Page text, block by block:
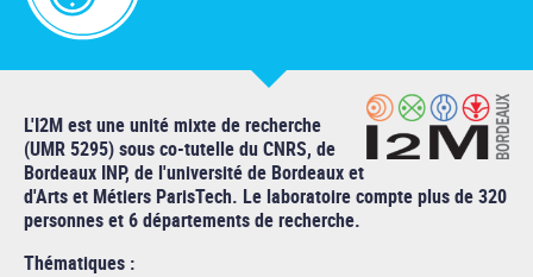
L'I2M est une unité mixte de recherche
(UMR 5295) sous co-tutelle du CNRS, de
Bordeaux INP, de l'université de Bordeaux et
d'Arts et Métiers ParisTech. Le laboratoire compte plus de 320
personnes et 6 départements de recherche.
Thématiques :